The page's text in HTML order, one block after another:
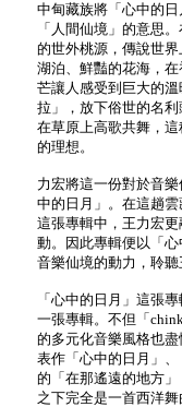
中甸藏族將「心中的
「人間仙境」的意思
的世外桃源，傳說世
湖泊、鮮豔的花海，
芒讓人感受到巨大的
拉」，放下俗世的名
在草原上高歌共舞，
的理想。
力宏將這一份對於音
中的日月」。在這趟
這張專輯中，王力宏
動。因此專輯便以「
音樂仙境的動力，聆
「心中的日月」這張
一張專輯。不但「
的多元化音樂風格也
表作「心中的日月」
的「在那遙遠的地方
之下完全是一首西洋